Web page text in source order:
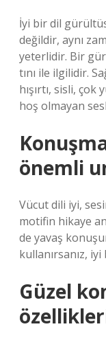
İyi bir dil
değildir, aynı
yeterlidir. Bir
tını ile ilgilidir.
hışırtı, sisli,
hoş olmayan
önemli
Vücut dili iyi,
motifin hikaye
de yavaş
kullanırsanız,
Güzel